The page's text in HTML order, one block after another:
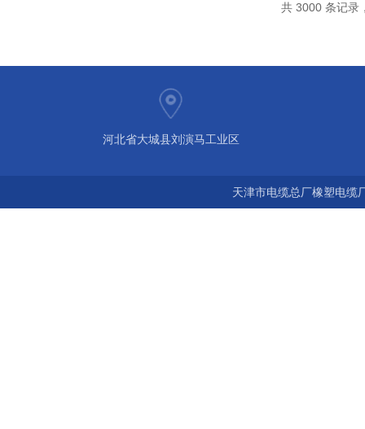
共 3000 条记
河北省大城县刘演马工业区
天津市电缆总厂橡塑电